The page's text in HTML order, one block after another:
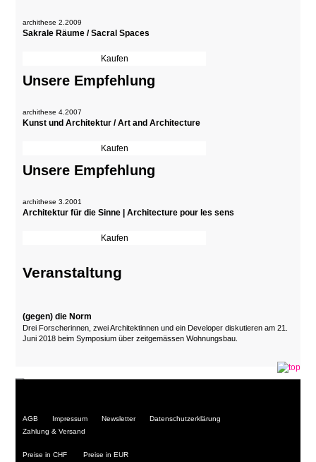
archithese 2.2009
Sakrale Räume / Sacral Spaces
Unsere Empfehlung
archithese 4.2007
Kunst und Architektur / Art and Architecture
Unsere Empfehlung
archithese 3.2001
Architektur für die Sinne | Architecture pour les sens
Veranstaltung
(gegen) die Norm
Drei Forscherinnen, zwei Architektinnen und ein Developer diskutieren am 21.
Juni 2018 beim Symposium über zeitgemässen Wohnungsbau.
Navigation
überspringen
AGB Impressum Newsletter
Datenschutzerklärung
Zahlung & Versand
Preise in CHF Preise in EUR